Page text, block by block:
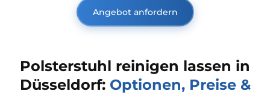
Angebot anfordern
Polsterstuhl reinigen lassen in
Düsseldorf: Optionen, Preise &